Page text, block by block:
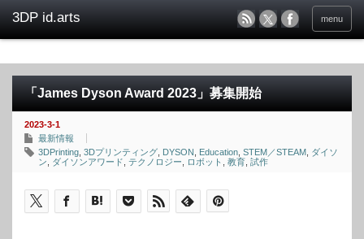
menu
「James Dyson Award 2023」募集開始
2023-3-1
最新情報
3DPrinting 3Dプリンティング DYSON Education STEM／STEAM ダイソ
ン
ダイソンアワード テクノロジー ロボット 教育 試作